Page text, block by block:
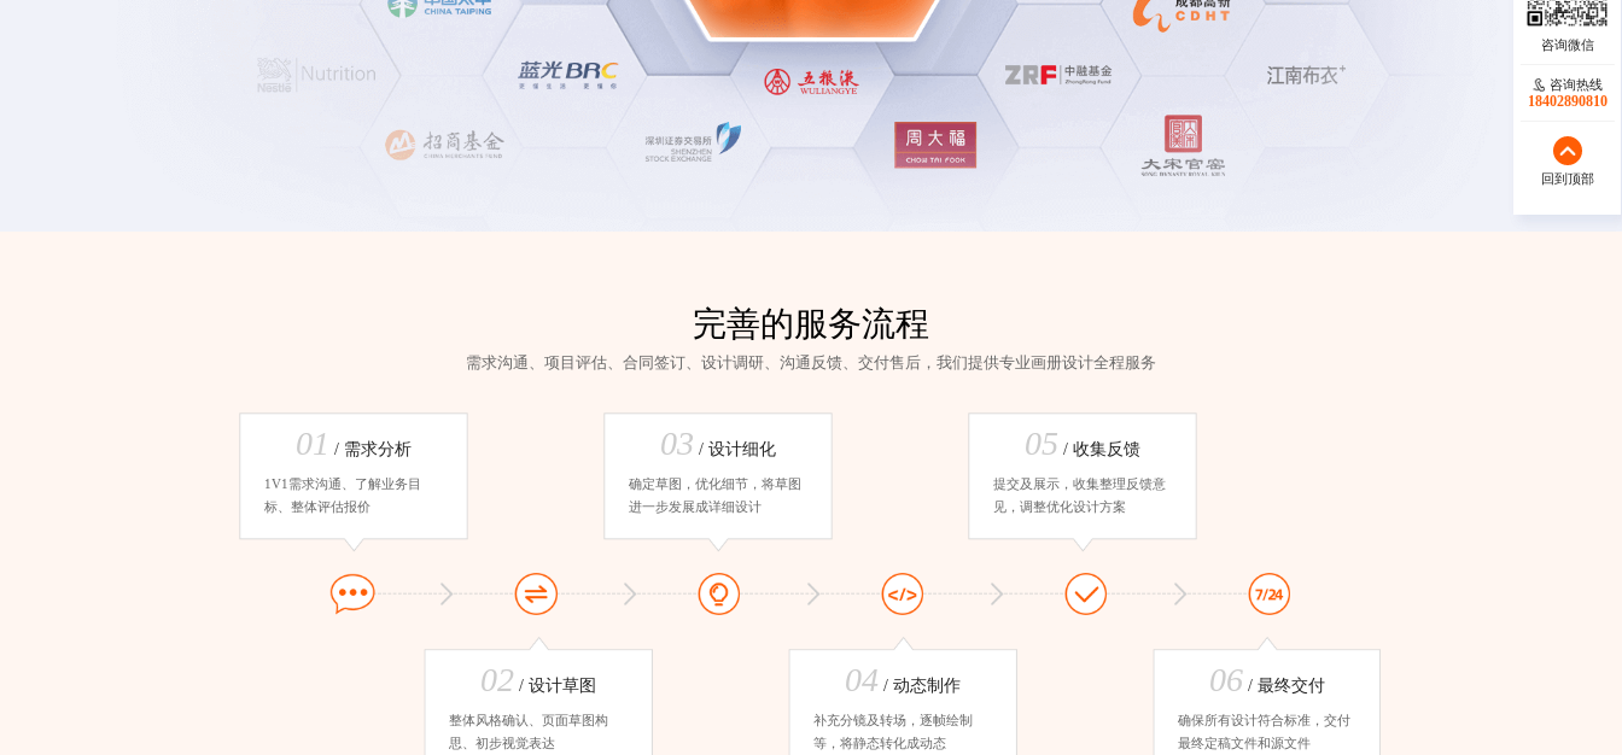
完善的服务流程
需求沟通、项目评估、合同签订、设计调研、沟通反馈、交付售后，我们提供专业画册设计全程服务
01 / 需求分析
1V1需求沟通、了解业务目
标、整体评估报价
03 / 设计细化
确定草图，优化细节，将草图
进一步发展成详细设计
05 / 收集反馈
提交及展示，收集整理反馈意
见，调整优化设计方案
02 / 设计草图
整体风格确认、页面草图构
思、初步视觉表达
04 / 动态制作
补充分镜及转场，逐帧绘制
等，将静态转化成动态
06 / 最终交付
确保所有设计符合标准，交付
最终定稿文件和源文件
咨询热线
17723342546
回到顶部
咨询热线
18402890810
回到顶部